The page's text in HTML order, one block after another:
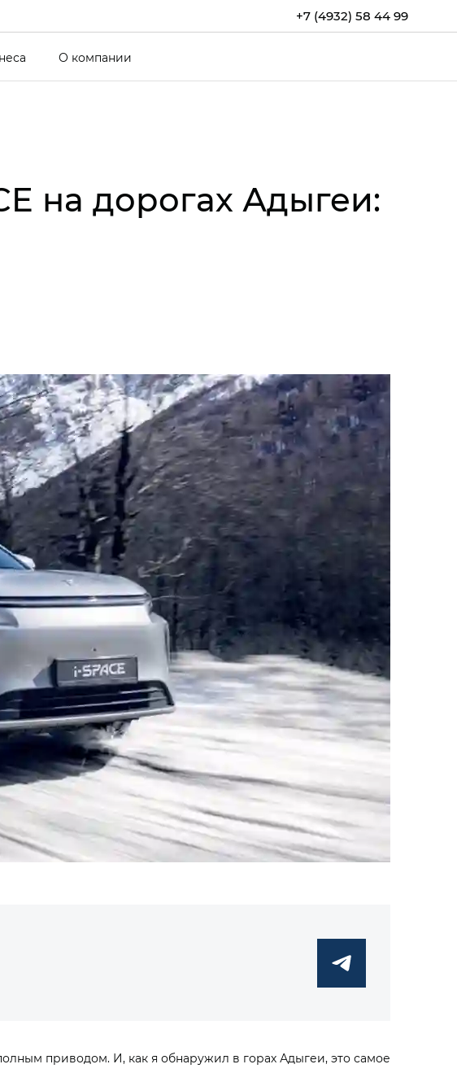
+7 (4932) 58 44 99
О компании
на дорогах Адыгеи:
приводом. И, как я обнаружил в горах Адыгеи, это самое